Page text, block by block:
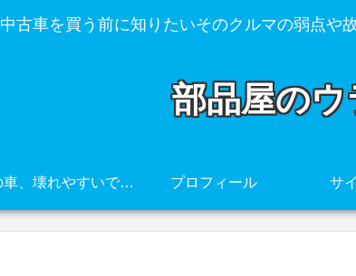
中古車を買う前に知りたいそのクルマの弱点や
部品屋の
その車、壊れやすいですよ・・・ プロフィール サ